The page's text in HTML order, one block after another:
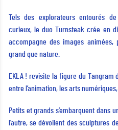
Tels des explorateurs entourés
curieux, le duo Turnsteak crée en
accompagne des images
grand que nature.
EKLA ! revisite la figure du
entre l’animation, les arts
Petits et grands s’embarquent dans
l’autre, se dévoilent des sculptures